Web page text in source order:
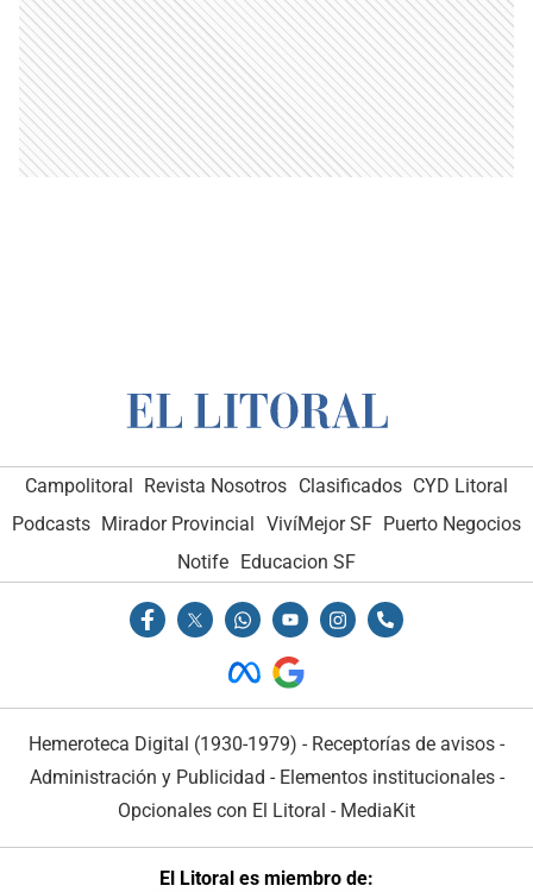
Campolitoral Revista Nosotros Clasificados CYD Litoral
Podcasts Mirador Provincial VivíMejor SF Puerto Negocios
Notife Educacion SF
Hemeroteca Digital (1930-1979) - Receptorías de avisos -
Administración y Publicidad - Elementos institucionales-
Opcionales con El Litoral - MediaKit
El Litoral es miembro de: